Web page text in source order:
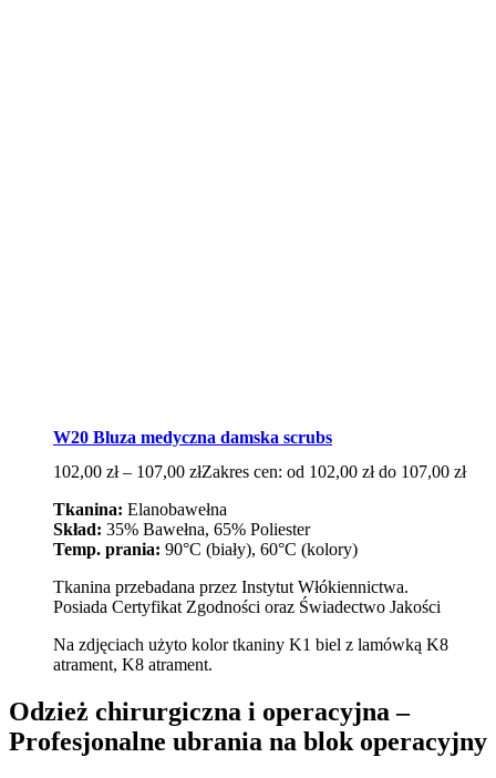
W20 Bluza medyczna damska scrubs
102,00 zł – 107,00 złZakres cen: od 102,00 zł do 107,00 zł
Tkanina: Elanobawełna
Skład: 35% Bawełna, 65% Poliester
Temp. prania: 90°C (biały), 60°C (kolory)
Tkanina przebadana przez Instytut Włókiennictwa.
Posiada Certyfikat Zgodności oraz Świadectwo Jakości
Na zdjęciach użyto kolor tkaniny K1 biel z lamówką K8
atrament, K8 atrament.
Odzież chirurgiczna i operacyjna –
Profesjonalne ubrania na blok operacyjny